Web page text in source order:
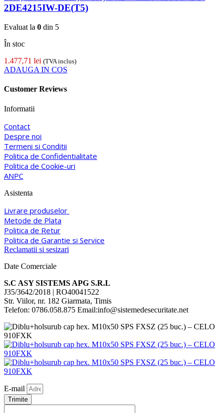
2DE4215IW-DE(T5)
Evaluat la 0 din 5
În stoc
1.477,71 lei (TVA inclus)
ADAUGA IN COS
Customer Reviews
Informatii
Contact
Despre noi
Termeni si Conditii
Politica de Confidentialitate
Politica de Cookie-uri
ANPC
Asistenta
Livrare produselor
Metode de Plata
Politica de Retur
Politica de Garantie si Service
Reclamatii si sesizari
Date Comerciale
S.C ASY SISTEMS APG S.R.L
J35/3642/2018 | RO40041522
Str. Viilor, nr. 182 Giarmata, Timis
Telefon: 0786.058.875 Email:info@sistemedesecuritate.net
E-mail
Trimite